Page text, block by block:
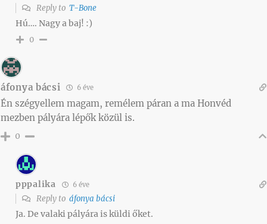
Reply to T-Bone
Hú…. Nagy a baj! :)
0
áfonya bácsi 6 éve
Én szégyellem magam, remélem páran a ma Honvéd
mezben pályára lépők közül is.
0
pppalika 6 éve
Reply to áfonya bácsi
Ja. De valaki pályára is küldi őket.